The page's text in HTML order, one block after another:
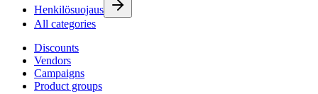
Henkilösuojaus
All categories
Discounts
Vendors
Campaigns
Product groups